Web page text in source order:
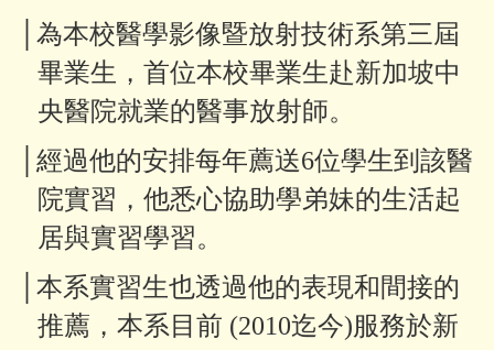
│為本校醫學影像暨放射技術系第三屆
畢業生 ，首位本校畢業生赴新加坡中
央醫院就業的醫事放射師。
│經過他的安排每年薦送6位學生到該醫
院實習，他悉心協助學弟妹的生活起
居與實習學習。
│本系實習生也透過他的表現和間接的
推薦，本系目前 (2010迄今)服務於新